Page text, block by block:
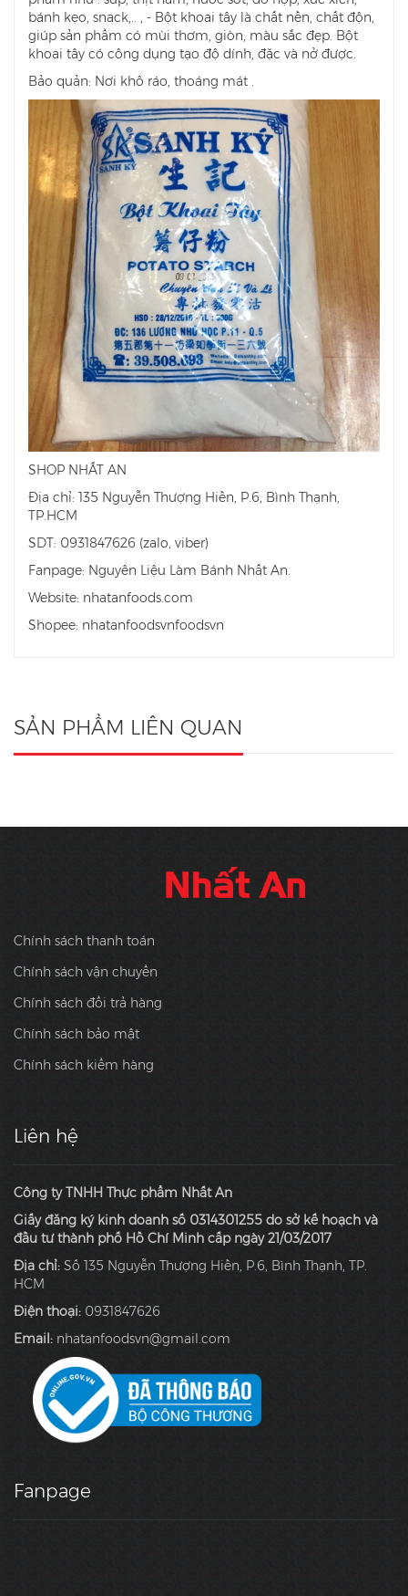
bánh kẹo, snack,.. , - Bột khoai tây là chất nền, chất độn,
giúp sản phẩm có mùi thơm, giòn, màu sắc đẹp. Bột
khoai tây có công dụng tạo độ dính, đặc và nở được.
Bảo quản: Nơi khô ráo, thoáng mát .
SHOP NHẤT AN
Địa chỉ: 135 Nguyễn Thượng Hiền, P.6, Bình Thạnh,
TP.HCM
SDT: 0931847626 (zalo, viber)
Fanpage: Nguyên Liệu Làm Bánh Nhất An.
Website: nhatanfoods.com
Shopee: nhatanfoodsvnfoodsvn
SẢN PHẨM LIÊN QUAN
Chính sách thanh toán
Chính sách vận chuyển
Chính sách đổi trả hàng
Chính sách bảo mật
Chính sách kiểm hàng
Liên hệ
Công ty TNHH Thực phẩm Nhất An
Giấy đăng ký kinh doanh số 0314301255 do sở kế hoạch và
đầu tư thành phố Hồ Chí Minh cấp ngày 21/03/2017
Địa chỉ: Số 135 Nguyễn Thượng Hiền, P.6, Bình Thạnh, TP.
HCM
Điện thoại: 0931847626
Email: nhatanfoodsvn@gmail.com
Fanpage